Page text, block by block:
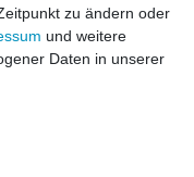
Kontakt
zu ändern oder
und weitere
Daten in unserer